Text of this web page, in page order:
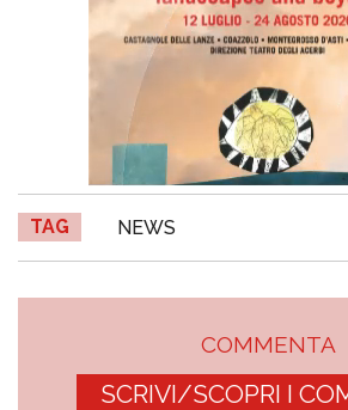
TAG NEWS
COMMENTA
SCRIVI/SCOPRI I